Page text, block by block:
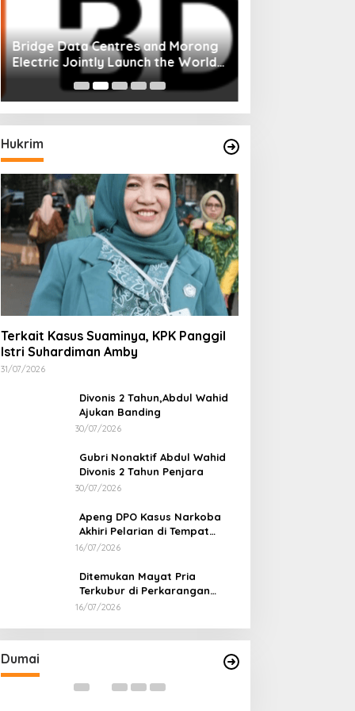
Bridge Data Centres and Morong
Electric Jointly Launch the World’s
First Fully Prefabricated Power
Module for AI Data Centres
Hukrim
Terkait Kasus Suaminya, KPK Panggil
Istri Suhardiman Amby
31/07/2026
Divonis 2 Tahun,Abdul Wahid
Ajukan Banding
30/07/2026
Gubri Nonaktif Abdul Wahid
Divonis 2 Tahun Penjara
30/07/2026
Apeng DPO Kasus Narkoba
Akhiri Pelarian di Tempat
Persembunyiannya di Kampar
16/07/2026
Ditemukan Mayat Pria
Terkubur di Perkarangan
Rumah
16/07/2026
Dumai
Nota Kesepakatan Tempat
Pelaksanaan Pidana Kerja Sosial
Di Dumai
Kejari Periksa